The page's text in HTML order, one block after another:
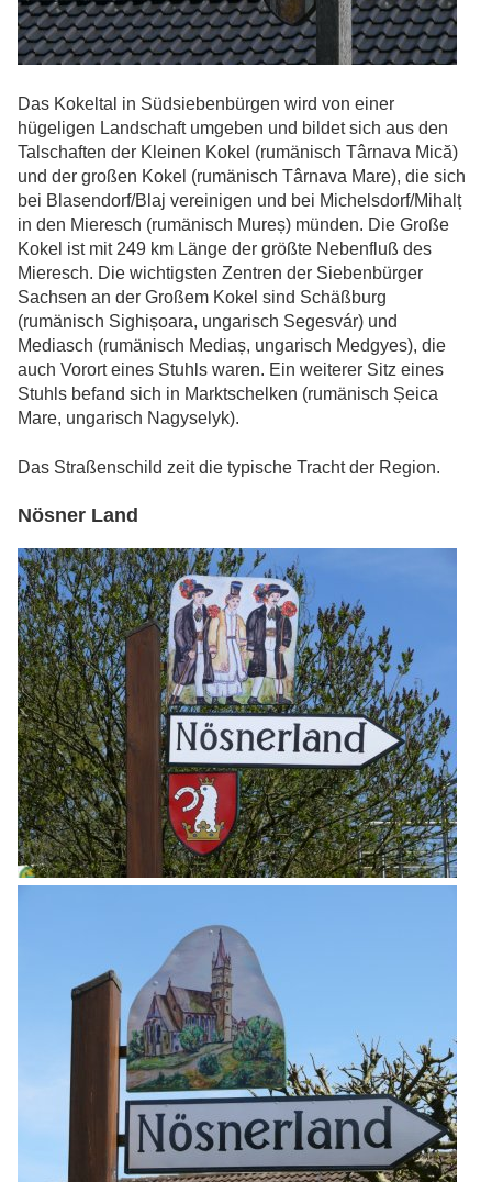
Das Kokeltal in Südsiebenbürgen wird von einer
hügeligen Landschaft umgeben und bildet sich aus den
Talschaften der Kleinen Kokel (rumänisch Târnava Mică)
und der großen Kokel (rumänisch Târnava Mare), die sich
bei Blasendorf/Blaj vereinigen und bei Michelsdorf/Mihalț
in den Mieresch (rumänisch Mureș) münden. Die Große
Kokel ist mit 249 km Länge der größte Nebenfluß des
Mieresch. Die wichtigsten Zentren der Siebenbürger
Sachsen an der Großem Kokel sind Schäßburg
(rumänisch Sighișoara, ungarisch Segesvár) und
Mediasch (rumänisch Mediaș, ungarisch Medgyes), die
auch Vorort eines Stuhls waren. Ein weiterer Sitz eines
Stuhls befand sich in Marktschelken (rumänisch Șeica
Mare, ungarisch Nagyselyk).
Das Straßenschild zeit die typische Tracht der Region.
Nösner Land